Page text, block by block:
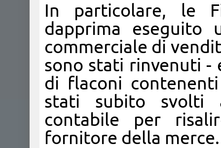
In particolare, le
dapprima eseguito
commerciale di
sono stati rinvenuti -
di flaconi
stati subito svolti
contabile per
fornitore della merce.